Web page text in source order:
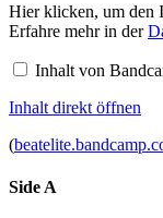
Inhalt
von
Bandcamp
Hier klicken, um den
Erfahre mehr in der
Inhalt von
Inhalt direkt öffnen
(
Side A